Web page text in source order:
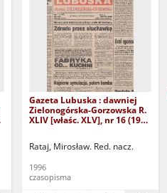
Gazeta Lubuska : dawniej
Zielonogórska-Gorzowska R.
XLIV [właśc. XLV], nr 16 (19
Rataj, Mirosław. Red. nacz.
1996
czasopisma